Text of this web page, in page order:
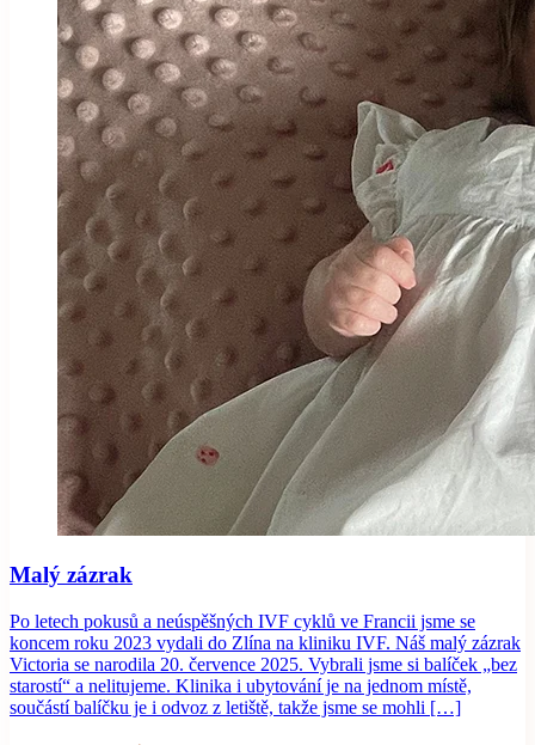
Malý zázrak
Po letech pokusů a neúspěšných IVF cyklů ve Francii jsme se
koncem roku 2023 vydali do Zlína na kliniku IVF. Náš malý zázrak
Victoria se narodila 20. července 2025. Vybrali jsme si balíček „bez
starostí“ a nelitujeme. Klinika i ubytování je na jednom místě,
součástí balíčku je i odvoz z letiště, takže jsme se mohli […]